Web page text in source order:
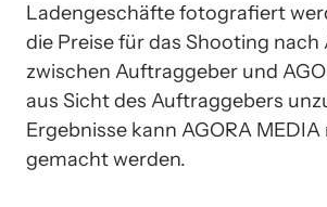
Ladengeschäfte fotografiert
die Preise für das Shooting nach
zwischen Auftraggeber und
aus Sicht des Auftraggebers
Ergebnisse kann AGORA
gemacht werden.